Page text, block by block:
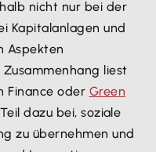
nicht nur bei der
Kapitalanlagen und
Aspekten
liest
Finance oder Green
dazu bei, soziale
zu übernehmen und